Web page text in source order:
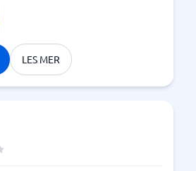
LES MER